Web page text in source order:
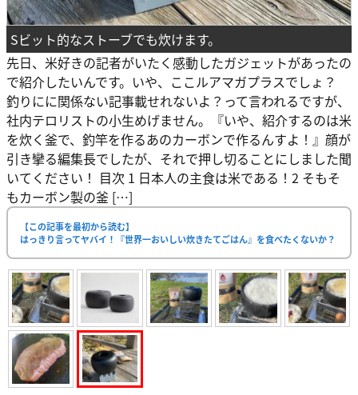
Sビット的なストーブでも炊けます。
先日、米好きの記者がいたく感動したガジェットがあったの
で紹介したいんです。いや、ここルアマガプラスでしょ？
釣りにに関係ない記事載せれないよ？って言われるですが、
社内テロリストの小生めげません。『いや、紹介するのは米
を炊く釜で、釣竿を作るあのカーボンで作るんすよ！』顔が
引き攣る編集長でしたが、それで押し切ることにしました聞
いてください！ 目次 1 日本人の主食は米である！2 そもそ
もカーボン製の釜 […]
【この記事を最初から読む】
はっきり言ってヤバイ！『世界一おいしい炊きたてごはん』を食べたくないか？